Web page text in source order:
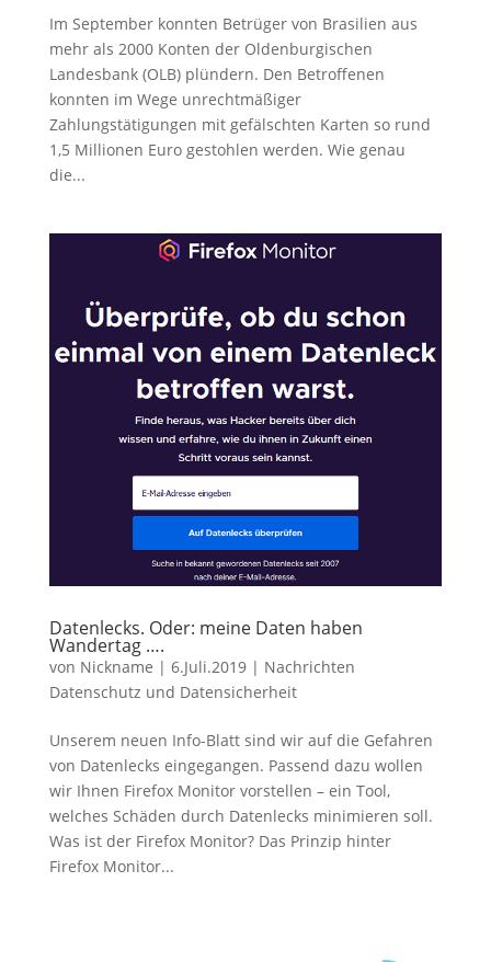
Im September konnten Betrüger von Brasilien aus
mehr als 2000 Konten der Oldenburgischen
Landesbank (OLB) plündern. Den Betroffenen
konnten im Wege unrechtmäßiger
Zahlungstätigungen mit gefälschten Karten so rund
1,5 Millionen Euro gestohlen werden. Wie genau
die...
Datenlecks. Oder: meine Daten haben
Wandertag ….
von Nickname | 6.Juli.2019| Nachrichten
Datenschutz und Datensicherheit
Unserem neuen Info-Blatt sind wir auf die Gefahren
von Datenlecks eingegangen. Passend dazu wollen
wir Ihnen Firefox Monitor vorstellen – ein Tool,
welches Schäden durch Datenlecks minimieren soll.
Was ist der Firefox Monitor? Das Prinzip hinter
Firefox Monitor...